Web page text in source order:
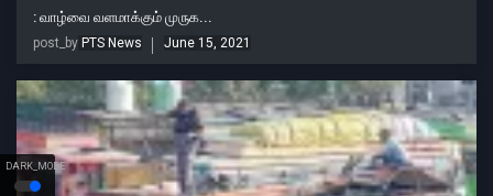
DARK_MODE
: வாழ்வை வளமாக்கும் முருக...
post_by PTS News June 15, 2021